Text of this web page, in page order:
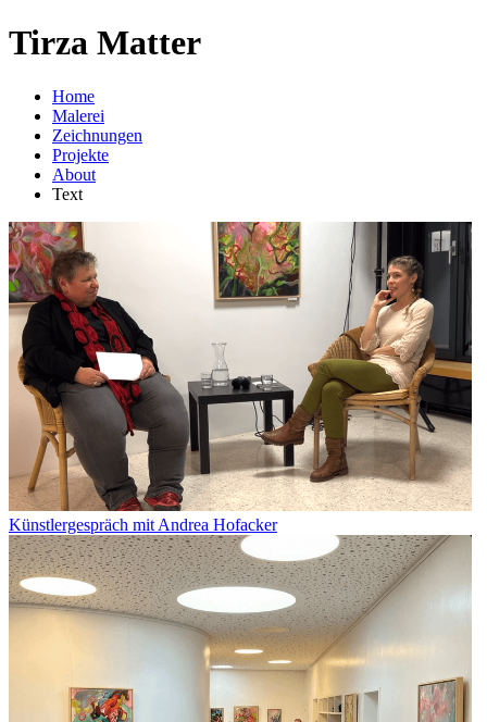
Tirza Matter
Home
Malerei
Zeichnungen
Projekte
About
Text
Künstlergespräch mit Andrea Hofacker